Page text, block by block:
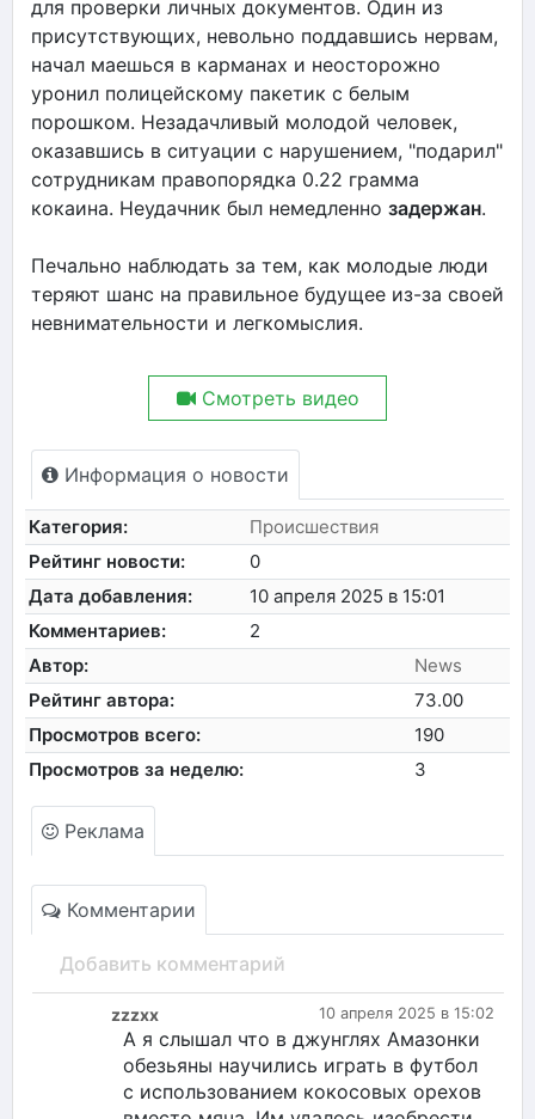
для проверки личных документов. Один из
присутствующих, невольно поддавшись нервам,
начал маешься в карманах и неосторожно
уронил полицейскому пакетик с белым
порошком. Незадачливый молодой человек,
оказавшись в ситуации с нарушением, "подарил"
сотрудникам правопорядка 0.22 грамма
кокаина. Неудачник был немедленно задержан.
Печально наблюдать за тем, как молодые люди
теряют шанс на правильное будущее из-за своей
невнимательности и легкомыслия.
Смотреть видео
Информация о новости
Категория:
Происшествия
Рейтинг новости:
0
Дата добавления:
10 апреля 2025 в 15:01
Комментариев:
2
Автор:
News
Рейтинг автора:
73.00
Просмотров всего:
190
Просмотров за неделю:
3
Реклама
Комментарии
Добавить комментарий
10 апреля 2025 в 15:02
zzzxx
А я слышал что в джунглях Амазонки
обезьяны научились играть в футбол
с использованием кокосовых орехов